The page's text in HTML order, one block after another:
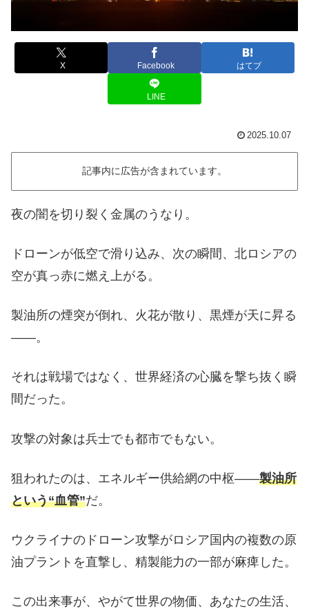
X Facebook はてブ
LINE
2025.10.07
記事内に広告が含まれています。
夜の闇を切り裂く金属のうなり。
ドローンが低空で滑り込み、次の瞬間、北ロシアの
空が真っ赤に燃え上がる。
製油所の煙突が倒れ、火花が散り、黒煙が天に昇る
——。
それは戦場ではなく、世界経済の心臓を撃ち抜く瞬
間だった。
攻撃の対象は兵士でも都市でもない。
狙われたのは、エネルギー供給網の中枢——製油所
という“血管”だ。
ウクライナのドローン攻撃がロシア国内の複数の原
油プラントを直撃し、精製能力の一部が麻痺した。
この出来事が、やがて世界の物価、あなたの生活、